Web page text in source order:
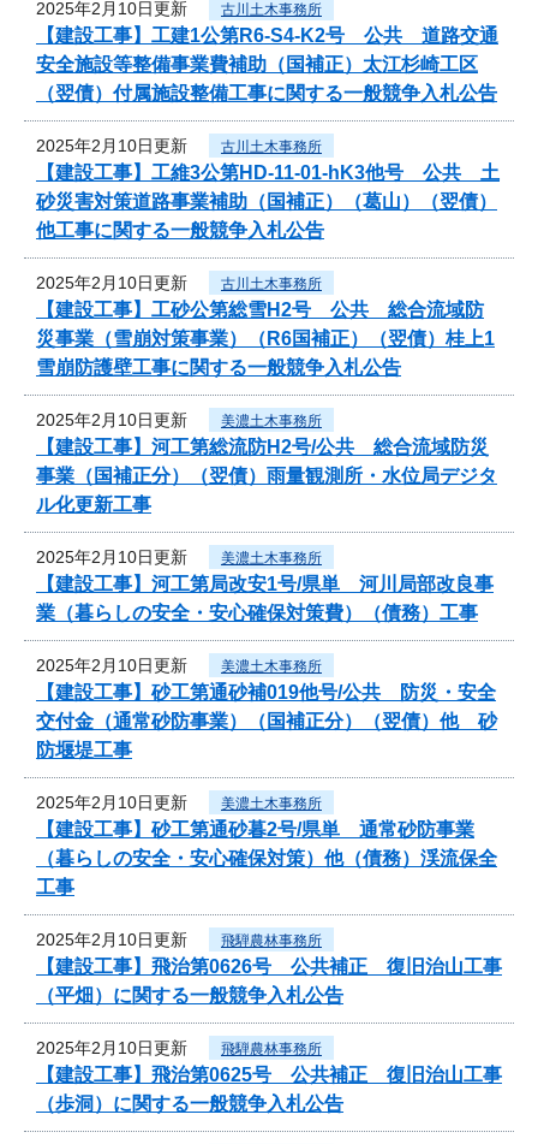
2025年2月10日更新 古川土木事務所
【建設工事】工建1公第R6-S4-K2号 公共 道路交通
安全施設等整備事業費補助（国補正）太江杉崎工区
（翌債）付属施設整備工事に関する一般競争入札公告
2025年2月10日更新 古川土木事務所
【建設工事】工維3公第HD-11-01-hK3他号 公共 土
砂災害対策道路事業補助（国補正）（葛山）（翌債）
他工事に関する一般競争入札公告
2025年2月10日更新 古川土木事務所
【建設工事】工砂公第総雪H2号 公共 総合流域防
災事業（雪崩対策事業）（R6国補正）（翌債）桂上1
雪崩防護壁工事に関する一般競争入札公告
2025年2月10日更新 美濃土木事務所
【建設工事】河工第総流防H2号/公共 総合流域防災
事業（国補正分）（翌債）雨量観測所・水位局デジタ
ル化更新工事
2025年2月10日更新 美濃土木事務所
【建設工事】河工第局改安1号/県単 河川局部改良事
業（暮らしの安全・安心確保対策費）（債務）工事
2025年2月10日更新 美濃土木事務所
【建設工事】砂工第通砂補019他号/公共 防災・安全
交付金（通常砂防事業）（国補正分）（翌債）他 砂
防堰堤工事
2025年2月10日更新 美濃土木事務所
【建設工事】砂工第通砂暮2号/県単 通常砂防事業
（暮らしの安全・安心確保対策）他（債務）渓流保全
工事
2025年2月10日更新 飛騨農林事務所
【建設工事】飛治第0626号 公共補正 復旧治山工事
（平畑）に関する一般競争入札公告
2025年2月10日更新 飛騨農林事務所
【建設工事】飛治第0625号 公共補正 復旧治山工事
（歩洞）に関する一般競争入札公告